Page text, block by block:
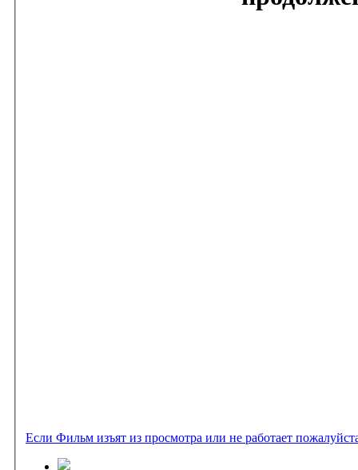
Если Фильм изъят из просмотра или не работает